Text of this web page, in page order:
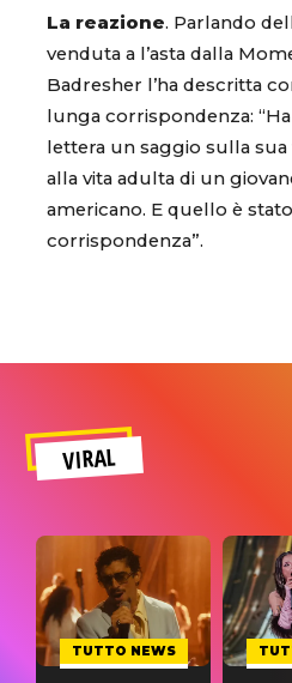
La reazione. Parlando
venduta a l’asta dalla
Badresher l’ha descritta
lunga corrispondenza:
lettera un saggio sulla sua
alla vita adulta di un
americano. E quello è
corrispondenza”.
VIRAL
TUTTO NEWS